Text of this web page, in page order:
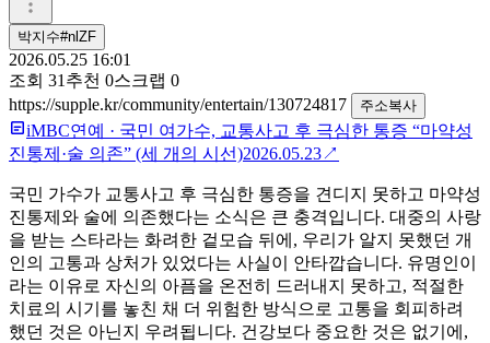
박지수#nlZF
2026.05.25 16:01
조회 31 추천 0스크랩 0
https://supple.kr/community/entertain/130724817
주소복사
iMBC연예 · 국민 여가수, 교통사고 후 극심한 통증 “마약성
진통제·술 의존” (세 개의 시선)2026.05.23↗
국민 가수가 교통사고 후 극심한 통증을 견디지 못하고 마약성
진통제와 술에 의존했다는 소식은 큰 충격입니다. 대중의 사랑
을 받는 스타라는 화려한 겉모습 뒤에, 우리가 알지 못했던 개
인의 고통과 상처가 있었다는 사실이 안타깝습니다. 유명인이
라는 이유로 자신의 아픔을 온전히 드러내지 못하고, 적절한
치료의 시기를 놓친 채 더 위험한 방식으로 고통을 회피하려
했던 것은 아닌지 우려됩니다. 건강보다 중요한 것은 없기에,